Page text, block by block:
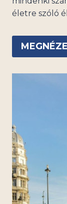
életre szóló